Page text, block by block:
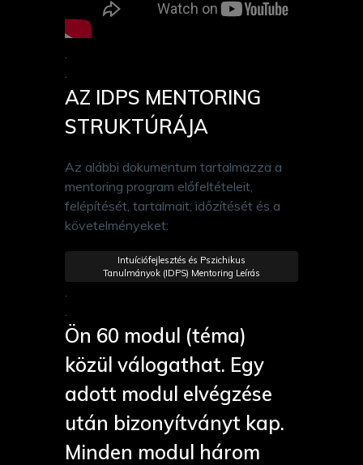
AZ IDPS MENTORING
STRUKTÚRÁJA
Az alábbi dokumentum tartalmazza a
mentoring program előfeltételeit,
felépítését, tartalmait, időzítését és a
követelményeket:
Intuíciófejlesztés és Pszichikus
Tanulmányok (IDPS) Mentoring Leírás
Ön 60 modul (téma)
közül válogathat. Egy
adott modul elvégzése
után bizonyítványt kap.
Minden modul három